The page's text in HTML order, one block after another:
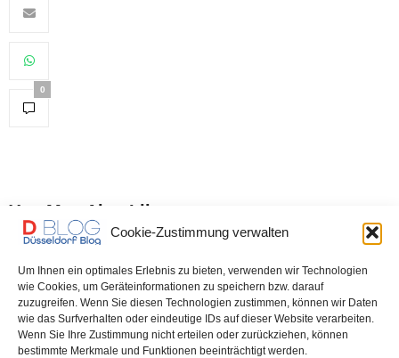
Cookie-Zustimmung verwalten
Um Ihnen ein optimales Erlebnis zu bieten, verwenden wir Technologien
wie Cookies, um Geräteinformationen zu speichern bzw. darauf
zuzugreifen. Wenn Sie diesen Technologien zustimmen, können wir Daten
wie das Surfverhalten oder eindeutige IDs auf dieser Website verarbeiten.
Wenn Sie Ihre Zustimmung nicht erteilen oder zurückziehen, können
bestimmte Merkmale und Funktionen beeinträchtigt werden.
0
You May Also Like
Achtung: Hier wird nächste
Woche geblitzt –
Schwerpunkte „Am
Röttchen“, Bilker Allee und
Dorotheenstraße
News aus dem Rathaus der
Stadt Düsseldorf